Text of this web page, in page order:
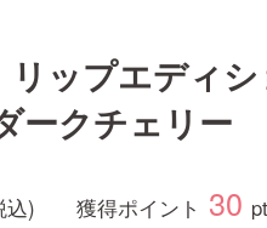
ップエディ
クチェリー
獲得ポイント 30 pt